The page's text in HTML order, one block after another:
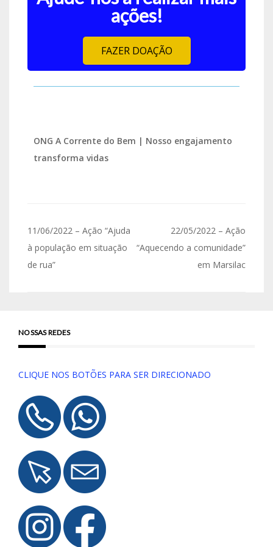
ações!
FAZER DOAÇÃO
ONG A Corrente do Bem | Nosso engajamento
transforma vidas
11/06/2022 – Ação “Ajuda
à população em situação
de rua”
22/05/2022 – Ação
“Aquecendo a comunidade”
em Marsilac
NOSSAS REDES
CLIQUE NOS BOTÕES PARA SER DIRECIONADO